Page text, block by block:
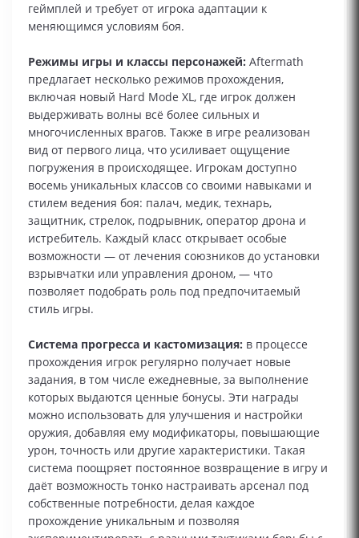
геймплей и требует от игрока адаптации к
меняющимся условиям боя.
Режимы игры и классы персонажей: Aftermath
предлагает несколько режимов прохождения,
включая новый Hard Mode XL, где игрок должен
выдерживать волны всё более сильных и
многочисленных врагов. Также в игре реализован
вид от первого лица, что усиливает ощущение
погружения в происходящее. Игрокам доступно
восемь уникальных классов со своими навыками и
стилем ведения боя: палач, медик, технарь,
защитник, стрелок, подрывник, оператор дрона и
истребитель. Каждый класс открывает особые
возможности — от лечения союзников до установки
взрывчатки или управления дроном, — что
позволяет подобрать роль под предпочитаемый
стиль игры.
Система прогресса и кастомизация: в процессе
прохождения игрок регулярно получает новые
задания, в том числе ежедневные, за выполнение
которых выдаются ценные бонусы. Эти награды
можно использовать для улучшения и настройки
оружия, добавляя ему модификаторы, повышающие
урон, точность или другие характеристики. Такая
система поощряет постоянное возвращение в игру и
даёт возможность тонко настраивать арсенал под
собственные потребности, делая каждое
прохождение уникальным и позволяя